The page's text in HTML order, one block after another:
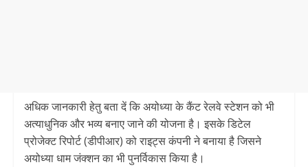
अधिक जानकारी हेतु बता दें कि अयोध्‍या के कैंट रेलवे स्टेशन को भी
अत्याधुनिक और भव्य बनाए जाने की योजना है। इसके डिटेल
प्रोजेक्ट रिपोर्ट (डीपीआर) को राइट्स कंपनी ने बनाया है जिसने
अयोध्या धाम जंक्शन का भी पुनर्विकास किया है।